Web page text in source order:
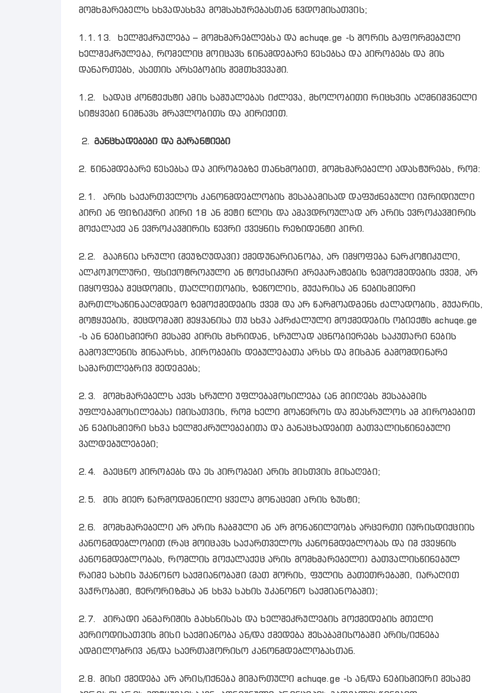
მომხმარებელს სხვადასხვა მომსახურებასთან წვდომისათვის;
1.1.13. ხელშეკრულება – მომხმარებლებსა და achuqe.ge -ს შორის გაფორმებული
ხელშეკრულება, რომელიც მოიცავს წინამდებარე წესებსა და პირობებს და მის
დანართებს, ასეთის არსებობის შემთხვევაში.
1.2. სადაც კონტექსტი ამის საშუალებას იძლევა, მხოლობითი რიცხვის აღმნიშვნელი
სიტყვები ნიშნავს მრავლობითს და პირიქით.
2. განცხადებები და გარანტიები
2. წინამდებარე წესებსა და პირობებზე თანხმობით, მომხმარებელი ადასტურებს, რომ:
2.1. არის საქართველოს კანონმდებლობის შესაბამისად დაფუძნებული იურიდიული
პირი ან ფიზიკური პირი 18 ან მეტი წლის და ამავდროულად არ არის ევროკავშირის
მოქალაქე ან ევროკავშირის წევრი ქვეყნის რეზიდენტი პირი.
2.2. გააჩნია სრული (შეუზღუდავი) ქმედუნარიანობა, არ იმყოფება ნარკოტიკული,
ალკოჰოლური, ფსიქოტროპული ან ტოქსიკური პრეპარატების ზემოქმედების ქვეშ, არ
იმყოფება შეცდომის, თაღლითობის, ზეწოლის, მუქარისა ან ნებისმიერი
მართლსაწინააღმდეგო ზემოქმედების ქვეშ და არ წარმოადგენს ძალადობის, მუქარის,
მოტყუების, შეცდომაში შეყვანისა თუ სხვა აკრძალული მოქმედების ობიექტს achuqe.ge
-ს ან ნებისმიერი მესამე პირის მხრიდან, სრულად აცნობიერებს საკუთარი ნების
გამოვლენის შინაარსს, პირობების დებულებათა არსს და მისგან გამომდინარე
სამართლებრივ შედეგებს;
2.3. მომხმარებელს აქვს სრული უფლებამოსილება (ან მიიღებს შესაბამის
უფლებამოსილებას) იმისათვის, რომ ხელი მოაწეროს და შეასრულოს ამ პირობებით
ან ნებისმიერი სხვა ხელშეკრულებებითა და განაცხადებით გათვალისწინებული
ვალდებულებები;
2.4. გაეცნო პირობებს და ეს პირობები არის მისთვის მისაღები;
2.5. მის მიერ წარმოდგენილი ყველა მონაცემი არის ზუსტი;
2.6. მომხმარებელი არ არის ჩაბმული ან არ მონაწილეობს არცერთი იურისდიქციის
კანონმდებლობით (რაც მოიცავს საქართველოს კანონმდებლობას და იმ ქვეყნის
კანონმდებლობას, რომლის მოქალაქეც არის მომხმარებელი) გათვალისწინებულ
რაიმე სახის უკანონო საქმიანობაში (მათ შორის, ფულის გათეთრებაში, იარაღით
ვაჭრობაში, ტერორიზმსა ან სხვა სახის უკანონო საქმიანობაში);
2.7. პირადი ანგარიშის გახსნისას და ხელშეკრულების მოქმედების მთელი
პერიოდისათვის მისი საქმიანობა ან/და ქმედება შესაბამისობაში არის/იქნება
ადგილობრივ ან/და საერთაშორისო კანონმდებლობასთან.
2.8. მისი ქმედება არ არის/იქნება მიმართული achuqe.ge -ს ან/და ნებისმიერი მესამე